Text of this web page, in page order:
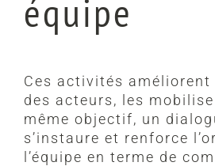
équipe
Ces activités améliorent
des acteurs, les mobilise
même objectif, un
s’instaure et renforce
l’équipe en terme de